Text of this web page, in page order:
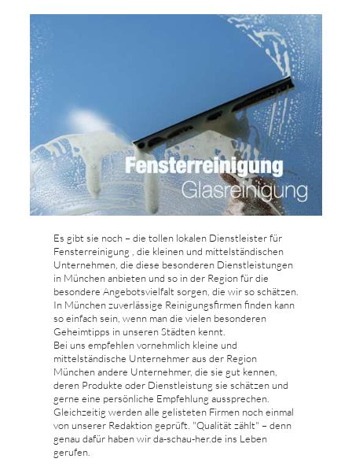
Es gibt sie noch – die tollen lokalen Dienstleister für
Fensterreinigung , die kleinen und mittelständischen
Unternehmen, die diese besonderen Dienstleistungen
in München anbieten und so in der Region für die
besondere Angebotsvielfalt sorgen, die wir so schätzen.
In München zuverlässige Reinigungsfirmen finden kann
so einfach sein, wenn man die vielen besonderen
Geheimtipps in unseren Städten kennt.
Bei uns empfehlen vornehmlich kleine und
mittelständische Unternehmer aus der Region
München andere Unternehmer, die sie gut kennen,
deren Produkte oder Dienstleistung sie schätzen und
gerne eine persönliche Empfehlung aussprechen.
Gleichzeitig werden alle gelisteten Firmen noch einmal
von unserer Redaktion geprüft. "Qualität zählt" – denn
genau dafür haben wir da-schau-her.de ins Leben
gerufen.